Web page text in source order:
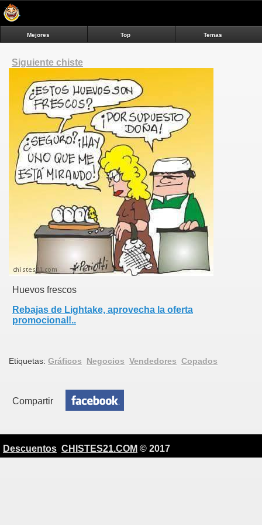
Mejores Top Temas
Siguiente chiste
Huevos frescos
Rebajas de Lightake, aprovecha la oferta
promocional!..
Etiquetas: Gráficos Negocios Vendedores Copados
Compartir
Descuentos CHISTES21.COM © 2017